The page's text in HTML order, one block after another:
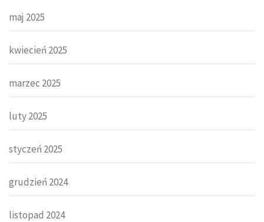
maj 2025
kwiecień 2025
marzec 2025
luty 2025
styczeń 2025
grudzień 2024
listopad 2024